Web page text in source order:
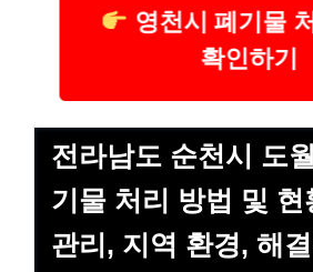
영천시 폐기물
확인하기
전라남도 순천시 도
기물 처리 방법 및
관리, 지역 환경, 해